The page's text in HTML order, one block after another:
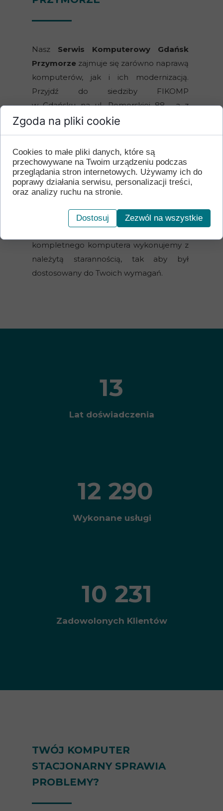
10 231
Zadowolonych Klientów
12 290
Wykonane usługi
13
Lat doświadczenia
TWÓJ KOMPUTER
STACJONARNY SPRAWIA
PROBLEMY?
Nasz Serwis Komputerowy Gdańsk
Przymorze zajmuje się zarówno naprawą
komputerów, jak i ich modernizacją.
Przyjdź do siedziby FIKOMP
w Gdańsku na ul. Pomorskiej 88 , a z
przyjemnością doradzimy i wykonamy dla
Ciebie specjalistyczne usługi
informatyczne, dzięki którym będziesz
zadowolony z pracy swojego sprzętu.
Komputer stacjonarny doskonale
biurowych, a także jest wygodnym
kompletnego komputera wykonujemy z
należytą starannością, tak aby był
dostosowany do Twoich wymagań.
Zgoda na pliki cookie
Cookies to małe pliki danych, które są
przechowywane na Twoim urządzeniu podczas
przeglądania stron internetowych. Używamy ich do
poprawy działania serwisu, personalizacji treści,
oraz analizy ruchu na stronie.
Dostosuj Zezwól na wszystkie